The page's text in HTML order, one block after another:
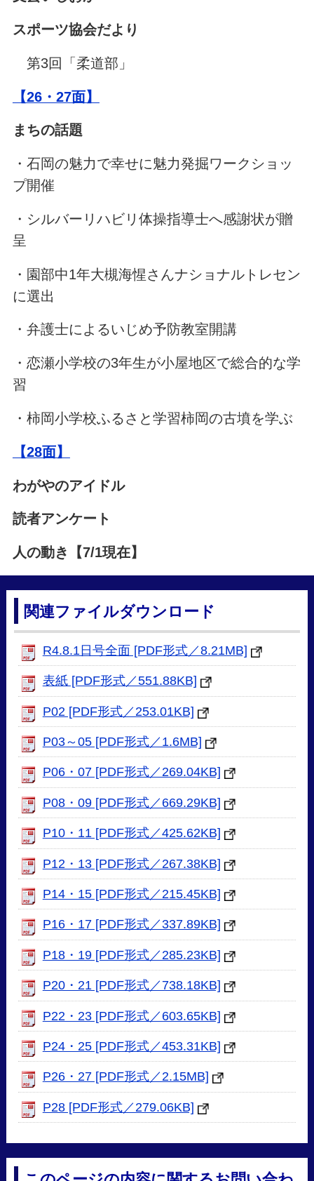
スポーツ協会だより
第3回「柔道部」
【26・27面】
まちの話題
・石岡の魅力で幸せに魅力発掘ワークショッ
プ開催
・シルバーリハビリ体操指導士へ感謝状が贈
呈
・園部中1年大槻海惺さんナショナルトレセン
に選出
・弁護士によるいじめ予防教室開講
・恋瀬小学校の3年生が小屋地区で総合的な学
習
・柿岡小学校ふるさと学習柿岡の古墳を学ぶ
【28面】
わがやのアイドル
読者アンケート
人の動き【7/1現在】
関連ファイルダウンロード
R4.8.1日号全面 [PDF形式／8.21MB]
表紙 [PDF形式／551.88KB]
P02 [PDF形式／253.01KB]
P03～05 [PDF形式／1.6MB]
P06・07 [PDF形式／269.04KB]
P08・09 [PDF形式／669.29KB]
P10・11 [PDF形式／425.62KB]
P12・13 [PDF形式／267.38KB]
P14・15 [PDF形式／215.45KB]
P16・17 [PDF形式／337.89KB]
P18・19 [PDF形式／285.23KB]
P20・21 [PDF形式／738.18KB]
P22・23 [PDF形式／603.65KB]
P24・25 [PDF形式／453.31KB]
P26・27 [PDF形式／2.15MB]
P28 [PDF形式／279.06KB]